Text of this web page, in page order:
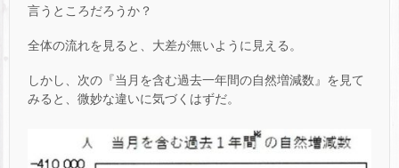
言うところだろうか？
全体の流れを見ると、大差が無いように見える。
しかし、次の『当月を含む過去一年間の自然増減数』を見て
みると、微妙な違いに気づくはずだ。